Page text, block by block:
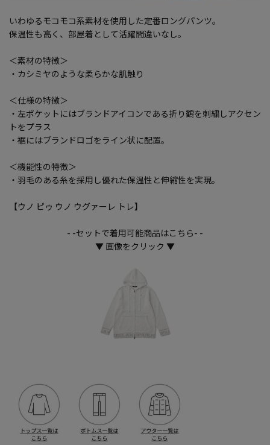
いわゆるモコモコ系素材を使用した定番ロングパンツ。
保温性も高く、部屋着として活躍間違いなし。
＜素材の特徴＞
・カシミヤのような柔らかな肌触り
＜仕様の特徴＞
・左ポケットにはブランドアイコンである折り鶴を刺繍しアクセン
トをプラス
・裾にはブランドロゴをライン状に配置。
＜機能性の特徴＞
・羽毛のある糸を採用し優れた保温性と伸縮性を実現。
【ウノ ピゥ ウノ ウグァーレ トレ】
- -セットで着用可能商品はこちら- -
▼ 画像をクリック ▼